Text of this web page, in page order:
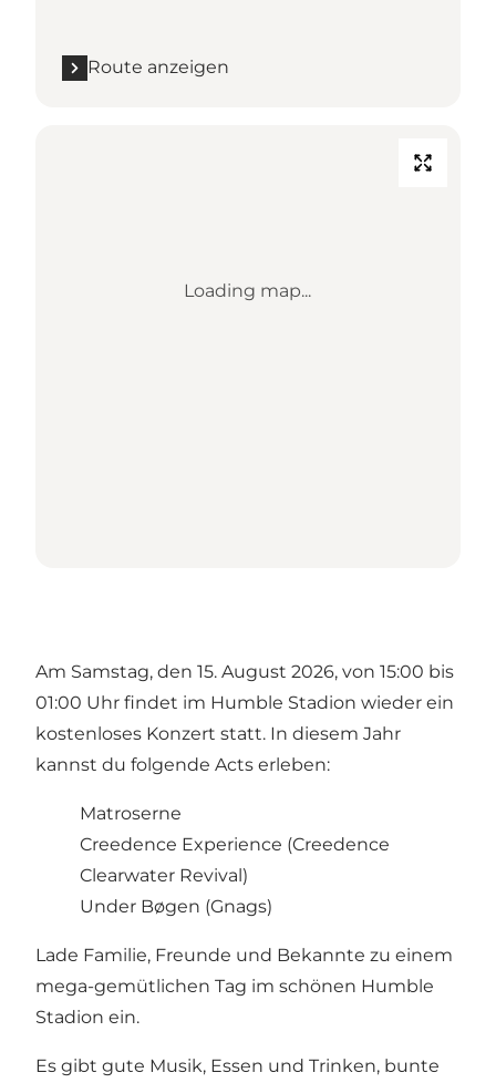
Route anzeigen
Loading map...
Am Samstag, den 15. August 2026, von 15:00 bis
01:00 Uhr findet im Humble Stadion wieder ein
kostenloses Konzert statt. In diesem Jahr
kannst du folgende Acts erleben:
Matroserne
Creedence Experience (Creedence
Clearwater Revival)
Under Bøgen (Gnags)
Lade Familie, Freunde und Bekannte zu einem
mega-gemütlichen Tag im schönen Humble
Stadion ein.
Es gibt gute Musik, Essen und Trinken, bunte